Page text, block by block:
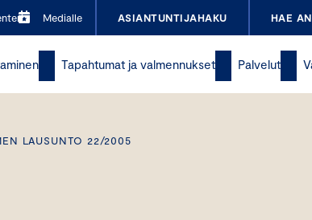
Medialle ASIANTUNTIJAHAKU HAE
Tapahtumat ja valmennukset Palvelut
LAUSUNTO 22/2005